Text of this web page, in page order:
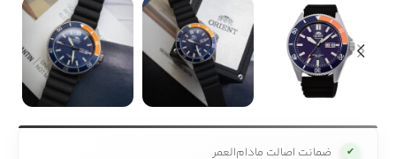
✔ ضمانت اصالت مادام‌العمر